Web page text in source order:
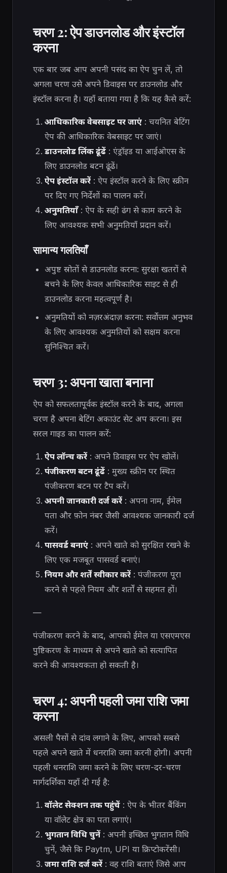
चरण 2: ऐप डाउनलोड और इंस्टॉल
करना
एक बार जब आप अपनी पसंद का ऐप चुन लें, तो
अगला चरण उसे अपने डिवाइस पर डाउनलोड और
इंस्टॉल करना है। यहाँ बताया गया है कि यह कैसे करें:
आधिकारिक वेबसाइट पर जाएं: चयनित बेटिंग
ऐप की आधिकारिक वेबसाइट पर जाएं।
डाउनलोड लिंक ढूंढें: एंड्रॉइड या आईओएस के
लिए डाउनलोड बटन ढूंढें।
ऐप इंस्टॉल करें: ऐप इंस्टॉल करने के लिए स्क्रीन
पर दिए गए निर्देशों का पालन करें।
अनुमतियाँ: ऐप के सही ढंग से काम करने के
लिए आवश्यक सभी अनुमतियाँ प्रदान करें।
सामान्य गलतियाँ
अपुष्ट स्रोतों से डाउनलोड करना: सुरक्षा खतरों से
बचने के लिए केवल आधिकारिक साइट से ही
डाउनलोड करना महत्वपूर्ण है।
अनुमतियों को नज़रअंदाज़ करना: सर्वोत्तम अनुभव
के लिए आवश्यक अनुमतियों को सक्षम करना
सुनिश्चित करें।
चरण 3: अपना खाता बनाना
ऐप को सफलतापूर्वक इंस्टॉल करने के बाद, अगला
चरण है अपना बेटिंग अकाउंट सेट अप करना। इस
सरल गाइड का पालन करें:
ऐप लॉन्च करें: अपने डिवाइस पर ऐप खोलें।
पंजीकरण बटन ढूंढें: मुख्य स्क्रीन पर स्थित
पंजीकरण बटन पर टैप करें।
अपनी जानकारी दर्ज करें: अपना नाम, ईमेल
पता और फ़ोन नंबर जैसी आवश्यक जानकारी दर्ज
करें।
पासवर्ड बनाएं: अपने खाते को सुरक्षित रखने के
लिए एक मजबूत पासवर्ड बनाएं।
नियम और शर्तें स्वीकार करें: पंजीकरण पूरा
करने से पहले नियम और शर्तों से सहमत हों।
—
पंजीकरण करने के बाद, आपको ईमेल या एसएमएस
पुष्टिकरण के माध्यम से अपने खाते को सत्यापित
करने की आवश्यकता हो सकती है।
चरण 4: अपनी पहली जमा राशि जमा
करना
असली पैसों से दांव लगाने के लिए, आपको सबसे
पहले अपने खाते में धनराशि जमा करनी होगी। अपनी
पहली धनराशि जमा करने के लिए चरण-दर-चरण
मार्गदर्शिका यहाँ दी गई है:
वॉलेट सेक्शन तक पहुंचें: ऐप के भीतर बैंकिंग
या वॉलेट क्षेत्र का पता लगाएं।
भुगतान विधि चुनें: अपनी इच्छित भुगतान विधि
चुनें, जैसे कि Paytm, UPI या क्रिप्टोकरेंसी।
जमा राशि दर्ज करें: वह राशि बताएं जिसे आप